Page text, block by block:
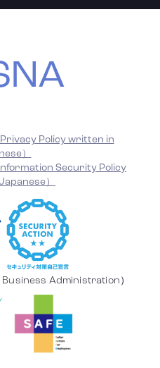
Privacy Policy written in
）
Security Policy
）
Administration）